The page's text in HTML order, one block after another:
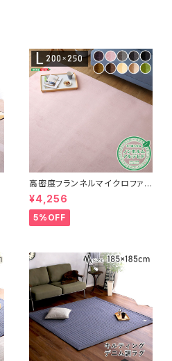
高密度フランネルマイクロファイ
バー・ラグマットLサイズ（200×2
50cm）洗えるラグマット｜ナル
トレア
¥4,256
5%OFF